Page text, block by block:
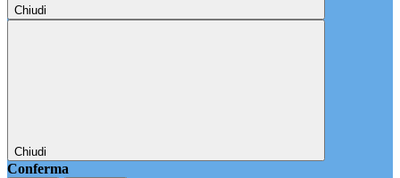
Chiudi
Chiudi
Conferma